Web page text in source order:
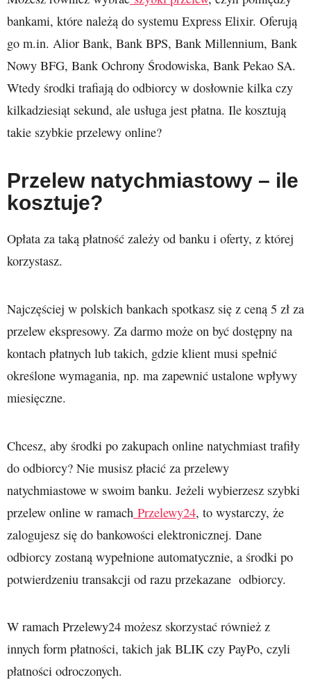
bankami, które należą do systemu Express Elixir. Oferują
go m.in. Alior Bank, Bank BPS, Bank Millennium, Bank
Nowy BFG, Bank Ochrony Środowiska, Bank Pekao SA.
Wtedy środki trafiają do odbiorcy w dosłownie kilka czy
kilkadziesiąt sekund, ale usługa jest płatna. Ile kosztują
takie szybkie przelewy online?
Przelew natychmiastowy – ile
kosztuje?
Opłata za taką płatność zależy od banku i oferty, z której
korzystasz.
Najczęściej w polskich bankach spotkasz się z ceną 5 zł za
przelew ekspresowy. Za darmo może on być dostępny na
kontach płatnych lub takich, gdzie klient musi spełnić
określone wymagania, np. ma zapewnić ustalone wpływy
miesięczne.
Chcesz, aby środki po zakupach online natychmiast trafiły
do odbiorcy? Nie musisz płacić za przelewy
natychmiastowe w swoim banku. Jeżeli wybierzesz szybki
przelew online w ramach Przelewy24, to wystarczy, że
zalogujesz się do bankowości elektronicznej. Dane
odbiorcy zostaną wypełnione automatycznie, a środki po
potwierdzeniu transakcji od razu przekazane odbiorcy.
W ramach Przelewy24 możesz skorzystać również z
innych form płatności, takich jak BLIK czy PayPo, czyli
płatności odroczonych.